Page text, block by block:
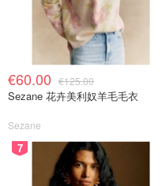
€60.00 €125.00
Sezane 花卉美利奴羊毛毛衣
Sezane
7